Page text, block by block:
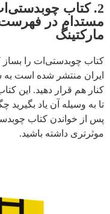
2. کتاب
مستدام در فهرست
مارکتینگ
کتاب چوبدستی‌ات را بساز
ایران منتشر شده است به
تا به وسیله آن یاد بگیرید
پس از خواندن کتاب
موثرتری داشته باشید.